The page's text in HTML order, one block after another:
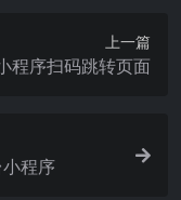
上一篇
程序扫码跳转页面
程序